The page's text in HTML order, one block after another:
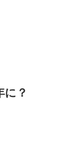
配置を行い、加算措